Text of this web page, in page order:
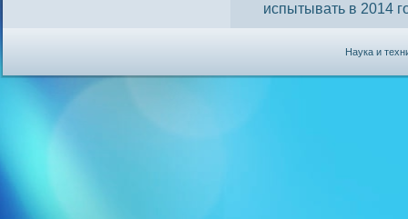
испытывать в 2014
Наука и